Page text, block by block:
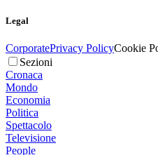
Legal
CorporatePrivacy PolicyCookie
Sezioni
Cronaca
Mondo
Economia
Politica
Spettacolo
Televisione
People